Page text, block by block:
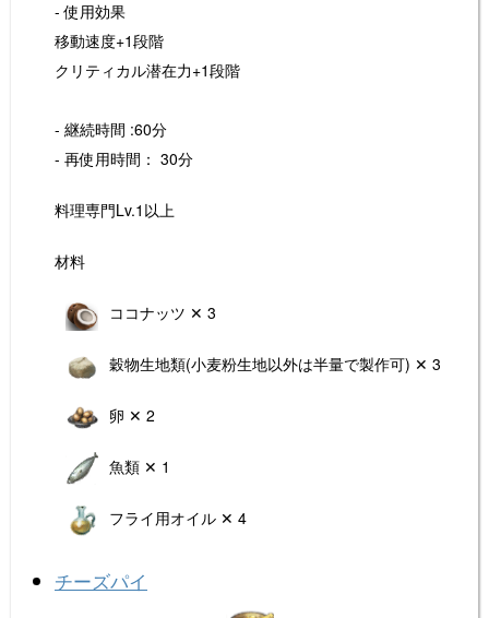
- 使用効果
移動速度+1段階
クリティカル潜在力+1段階
- 継続時間 :60分
- 再使用時間： 30分
料理専門Lv.1以上
材料
ココナッツ ✕ 3
穀物生地類(小麦粉生地以外は半量で製作可) ✕ 3
卵 ✕ 2
魚類 ✕ 1
フライ用オイル ✕ 4
チーズパイ